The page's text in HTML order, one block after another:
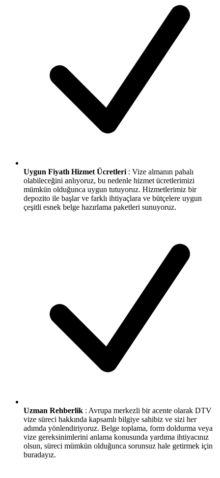
Uygun Fiyatlı Hizmet Ücretleri : Vize almanın pahalı
olabileceğini anlıyoruz, bu nedenle hizmet ücretlerimizi
mümkün olduğunca uygun tutuyoruz. Hizmetlerimiz bir
depozito ile başlar ve farklı ihtiyaçlara ve bütçelere uygun
çeşitli esnek belge hazırlama paketleri sunuyoruz.
Uzman Rehberlik : Avrupa merkezli bir acente olarak DTV
vize süreci hakkında kapsamlı bilgiye sahibiz ve sizi her
adımda yönlendiriyoruz. Belge toplama, form doldurma veya
vize gereksinimlerini anlama konusunda yardıma ihtiyacınız
olsun, süreci mümkün olduğunca sorunsuz hale getirmek için
buradayız.